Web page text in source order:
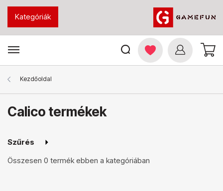
Kategóriák
Kezdőoldal
Calico termékek
Szűrés
Összesen 0 termékebben a kategóriában